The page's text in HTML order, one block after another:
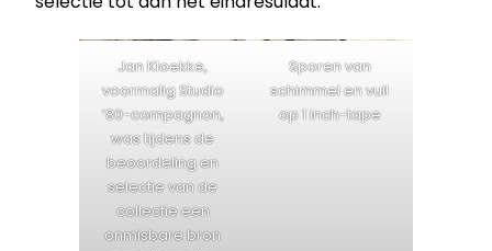
Jan Kloekke,
voormalig Studio
’80-compagnon,
was tijdens de
beoordeling en
selectie van de
collectie een
onmisbare bron
Sporen van
schimmel en vuil
op 1 inch-tape